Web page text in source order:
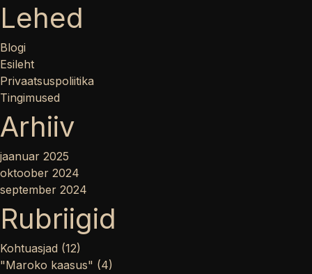
Lehed
Blogi
Esileht
Privaatsuspoliitika
Tingimused
Arhiiv
jaanuar 2025
oktoober 2024
september 2024
Rubriigid
Kohtuasjad (12)
"Maroko kaasus" (4)